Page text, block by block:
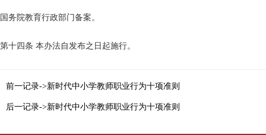
国务院教育行政部门备案。
第十四条 本办法自发布之日起施行。
前一记录->新时代中小学教师职业行为十项准则
后一记录->新时代中小学教师职业行为十项准则